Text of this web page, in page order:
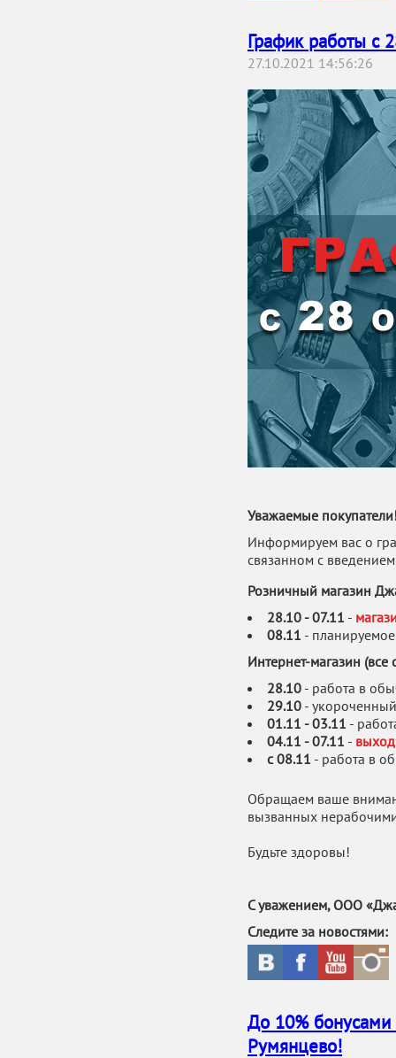
График работы с
27.10.2021 14:56:26
Уважаемые
Информируем вас о
связанном с
Розничный магазин
28.10 - 07.11 -
08.11 -
Интернет-магазин
28.10 - работа в
29.10 -
01.11 - 03.11 -
04.11 - 07.11 -
c 08.11 - работа в
Обращаем ваше
вызванных
Будьте здоровы!
С уважением, ООО
Следите за новостями:
До 10%
Румянцево!